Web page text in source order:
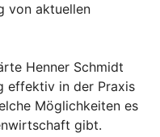
von aktuellen
Henner Schmidt
effektiv in der Praxis
Möglichkeiten es
gibt.